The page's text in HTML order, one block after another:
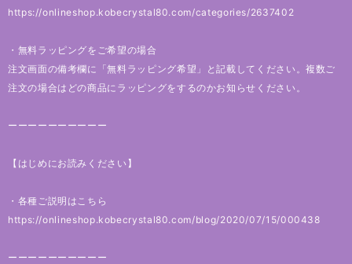
https://onlineshop.kobecrystal80.com/categories/2637402
・無料ラッピングをご希望の場合
注文画面の備考欄に「無料ラッピング希望」と記載してください。複数ご
注文の場合はどの商品にラッピングをするのかお知らせください。
ーーーーーーーーーー
【はじめにお読みください】
・各種ご説明はこちら
https://onlineshop.kobecrystal80.com/blog/2020/07/15/000438
ーーーーーーーーーー